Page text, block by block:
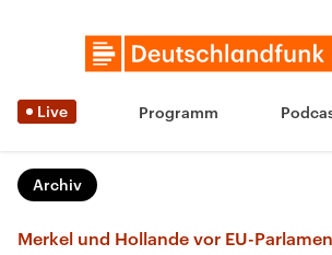
Live Programm
Archiv
Merkel und Hollande vor EU-